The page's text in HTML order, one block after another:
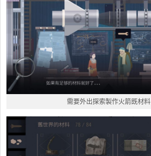
需要外出探索製作火箭既材料